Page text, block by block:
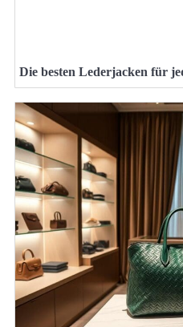
Die besten Lederjacken für